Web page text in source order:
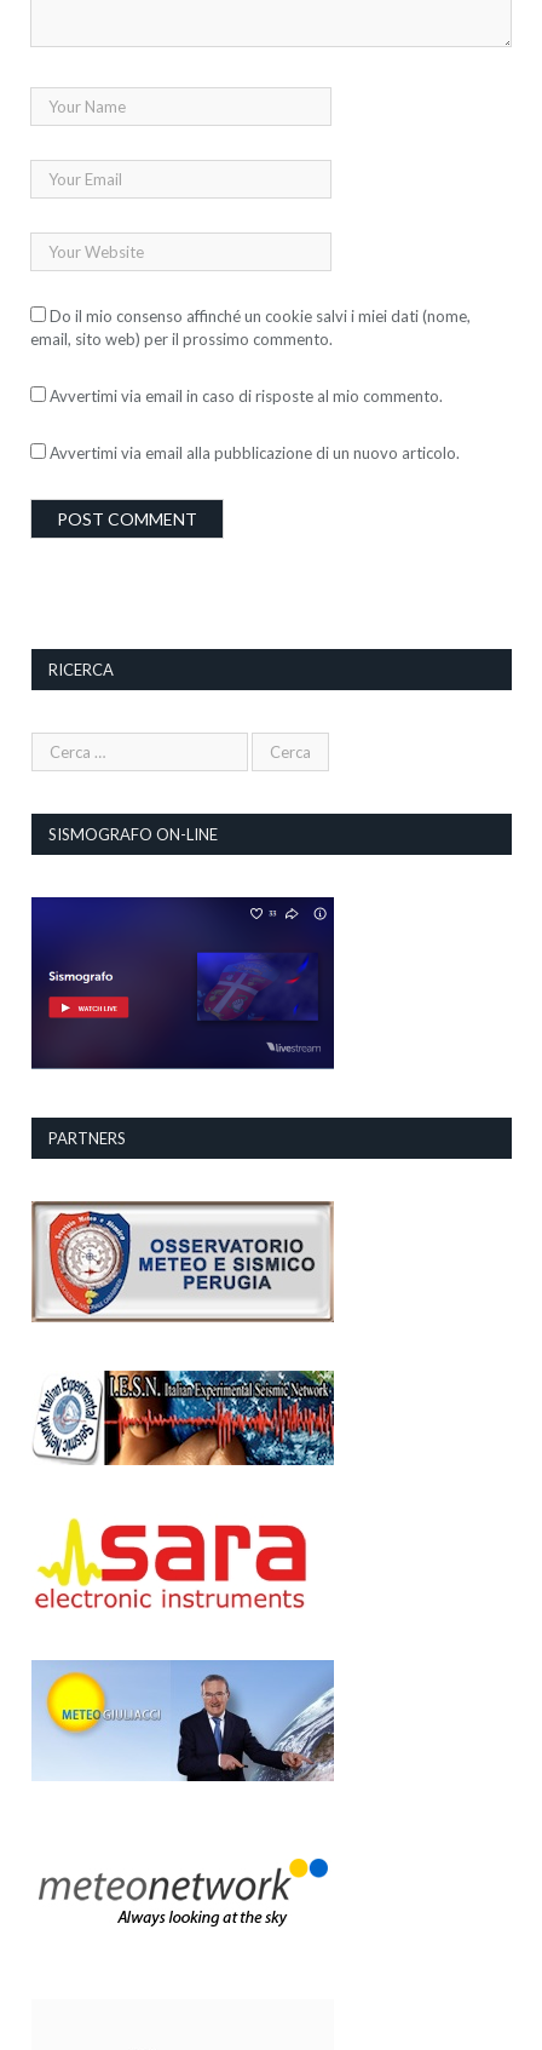
Do il mio consenso affinché un cookie salvi i miei dati (nome,
email, sito web) per il prossimo commento.
Avvertimi via email in caso di risposte al mio commento.
Avvertimi via email alla pubblicazione di un nuovo articolo.
RICERCA
SISMOGRAFO ON-LINE
PARTNERS